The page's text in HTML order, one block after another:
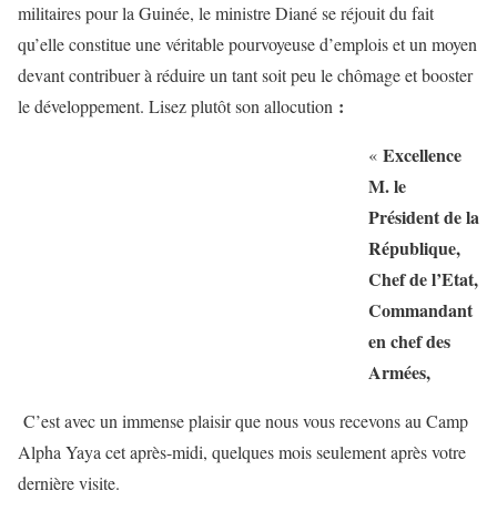
militaires pour la Guinée, le ministre Diané se réjouit du fait
qu’elle constitue une véritable pourvoyeuse d’emplois et un moyen
devant contribuer à réduire un tant soit peu le chômage et booster
le développement. Lisez plutôt son allocution :
« Excellence
M. le
Président de la
République,
Chef de l’Etat,
Commandant
en chef des
Armées,
C’est avec un immense plaisir que nous vous recevons au Camp
Alpha Yaya cet après-midi, quelques mois seulement après votre
dernière visite.